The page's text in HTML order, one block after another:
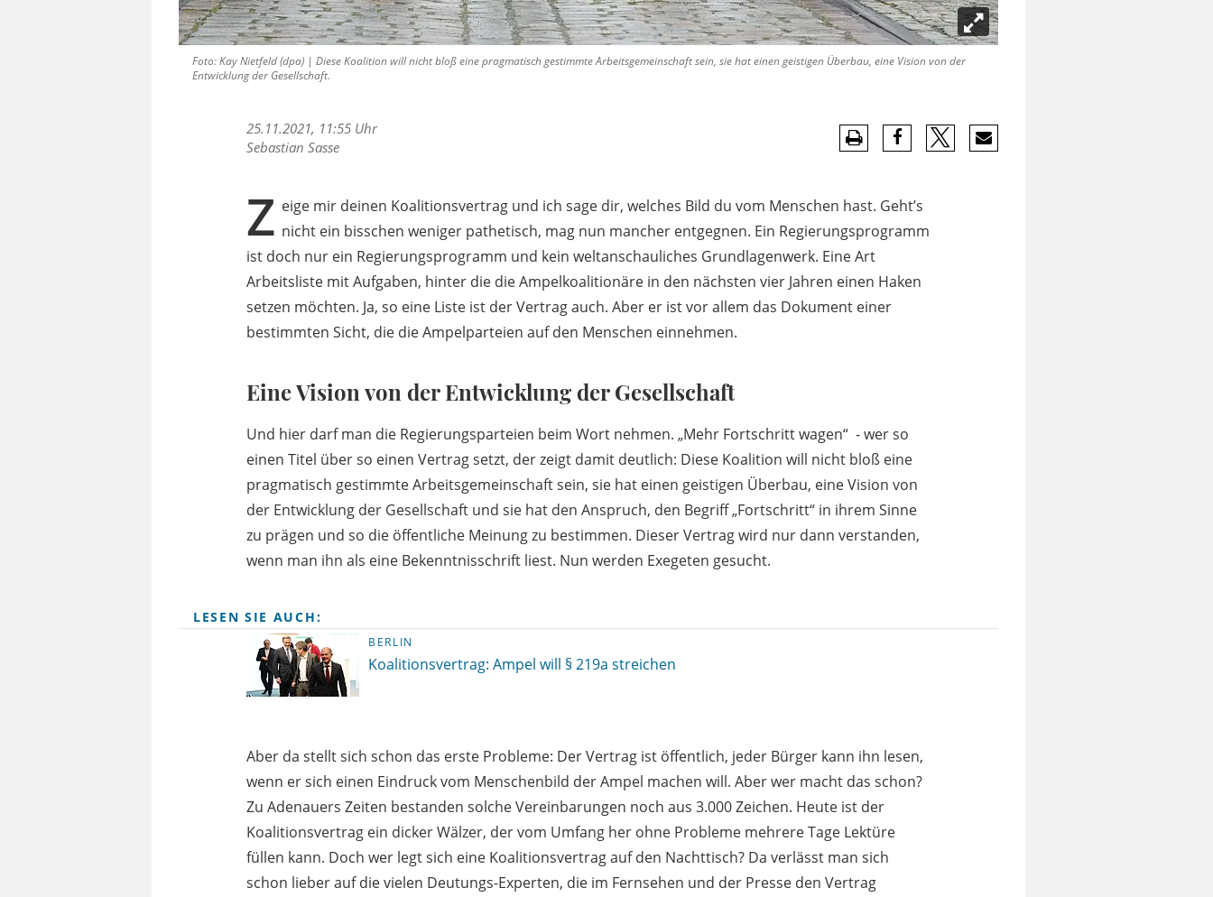
Foto: Kay Nietfeld (dpa) | Diese Koalition will nicht bloß eine pragmatisch gestimmte Arbeitsgemeinschaft sein, sie hat einen geistigen Überbau, eine Vision von der
Entwicklung der Gesellschaft.
25.11.2021, 11:55 Uhr
Sebastian Sasse
Z eige mir deinen Koalitionsvertrag und ich sage dir, welches Bild du vom Menschen hast. Geht’s
nicht ein bisschen weniger pathetisch, mag nun mancher entgegnen. Ein Regierungsprogramm
ist doch nur ein Regierungsprogramm und kein weltanschauliches Grundlagenwerk. Eine Art
Arbeitsliste mit Aufgaben, hinter die die Ampelkoalitionäre in den nächsten vier Jahren einen Haken
setzen möchten. Ja, so eine Liste ist der Vertrag auch. Aber er ist vor allem das Dokument einer
bestimmten Sicht, die die Ampelparteien auf den Menschen einnehmen.
Eine Vision von der Entwicklung der Gesellschaft
Und hier darf man die Regierungsparteien beim Wort nehmen. „Mehr Fortschritt wagen“ - wer so
einen Titel über so einen Vertrag setzt, der zeigt damit deutlich: Diese Koalition will nicht bloß eine
pragmatisch gestimmte Arbeitsgemeinschaft sein, sie hat einen geistigen Überbau, eine Vision von
der Entwicklung der Gesellschaft und sie hat den Anspruch, den Begriff „Fortschritt“ in ihrem Sinne
zu prägen und so die öffentliche Meinung zu bestimmen. Dieser Vertrag wird nur dann verstanden,
wenn man ihn als eine Bekenntnisschrift liest. Nun werden Exegeten gesucht.
LESEN SIE AUCH:
BERLIN
Koalitionsvertrag: Ampel will § 219a streichen
Aber da stellt sich schon das erste Probleme: Der Vertrag ist öffentlich, jeder Bürger kann ihn lesen,
wenn er sich einen Eindruck vom Menschenbild der Ampel machen will. Aber wer macht das schon?
Zu Adenauers Zeiten bestanden solche Vereinbarungen noch aus 3.000 Zeichen. Heute ist der
Koalitionsvertrag ein dicker Wälzer, der vom Umfang her ohne Probleme mehrere Tage Lektüre
füllen kann. Doch wer legt sich eine Koalitionsvertrag auf den Nachttisch? Da verlässt man sich
schon lieber auf die vielen Deutungs-Experten, die im Fernsehen und der Presse den Vertrag